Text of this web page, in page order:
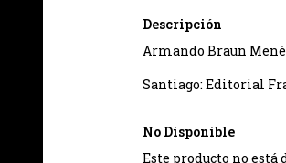
Descripción
Armando Braun
Santiago: Editorial
No Disponible
Este producto no está